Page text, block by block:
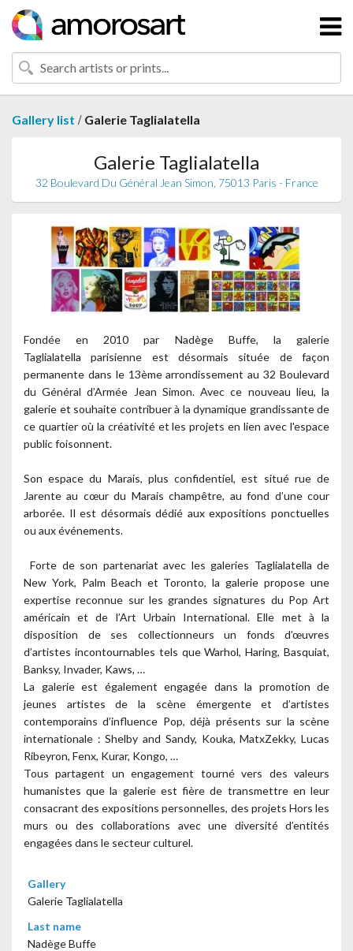
Gallery list / Galerie Taglialatella
Galerie Taglialatella
32 Boulevard Du Général Jean Simon, 75013 Paris - France
Fondée en 2010 par Nadège Buffe, la galerie
Taglialatella parisienne est désormais située de façon
permanente dans le 13ème arrondissement au 32 Boulevard
du Général d’Armée Jean Simon. Avec ce nouveau lieu, la
galerie et souhaite contribuer à la dynamique grandissante de
ce quartier où la créativité et les projets en lien avec l'espace
public foisonnent.
Son espace du Marais, plus confidentiel, est situé rue de
Jarente au cœur du Marais champêtre, au fond d’une cour
arborée. Il est désormais dédié aux expositions ponctuelles
ou aux événements.
Forte de son partenariat avec les galeries Taglialatella de
New York, Palm Beach et Toronto, la galerie propose une
expertise reconnue sur les grandes signatures du Pop Art
américain et de l’Art Urbain International. Elle met à la
disposition de ses collectionneurs un fonds d’œuvres
d’artistes incontournables tels que Warhol, Haring, Basquiat,
Banksy, Invader, Kaws, …
La galerie est également engagée dans la promotion de
jeunes artistes de la scène émergente et d’artistes
contemporains d’influence Pop, déjà présents sur la scène
internationale : Shelby and Sandy, Kouka, MatxZekky, Lucas
Ribeyron, Fenx, Kurar, Kongo, …
Tous partagent un engagement tourné vers des valeurs
humanistes que la galerie est fière de transmettre en leur
consacrant des expositions personnelles, des projets Hors les
murs ou des collaborations avec une diversité d’entités
engagées dans le secteur culturel.
Gallery
Galerie Taglialatella
Last name
Nadège Buffe